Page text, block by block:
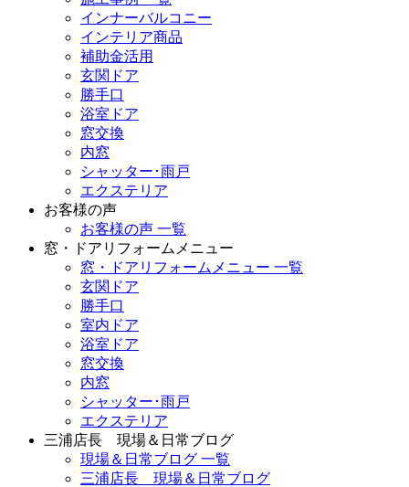
インナーバルコニー
インテリア商品
補助金活用
玄関ドア
勝手口
浴室ドア
窓交換
内窓
シャッター･雨戸
エクステリア
お客様の声
お客様の声 一覧
窓・ドアリフォームメニュー
窓・ドアリフォームメニュー 一覧
玄関ドア
勝手口
室内ドア
浴室ドア
窓交換
内窓
シャッター･雨戸
エクステリア
三浦店長 現場＆日常ブログ
現場＆日常ブログ 一覧
三浦店長 現場＆日常ブログ